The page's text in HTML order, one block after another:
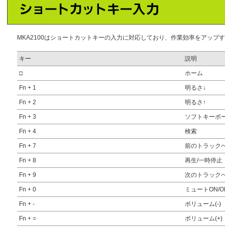
MKA2100はショートカットキーの入力に対応しており、作業効率をアップ
キー 説明
□ ホーム
Fn + 1 明るさ↓
Fn + 2 明るさ↑
Fn + 3 ソフトキーボ
Fn + 4 検索
Fn + 7 前のトラック
Fn + 8 再生/一時停止
Fn + 9 次のトラック
Fn + 0 ミュートON/
Fn + - ボリューム(-)
Fn + = ボリューム(+)